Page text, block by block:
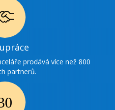
Ikonka
spolupráce
prodává více než 800
partnerů.
Ikonka